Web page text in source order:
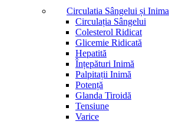
Circulatia Sângelui și Inima
Circulația Sângelui
Colesterol Ridicat
Glicemie Ridicată
Hepatită
Înțepături Inimă
Palpitații Inimă
Potență
Glanda Tiroidă
Tensiune
Varice